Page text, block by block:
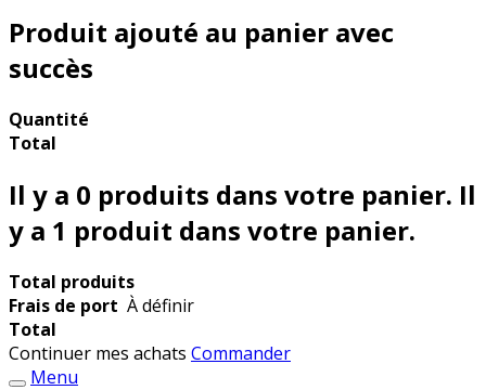
Produit ajouté au panier avec
succès
Quantité
Total
Il y a 0 produits dans votre panier. Il
y a 1 produit dans votre panier.
Total produits
Frais de port À définir
Total
Continuer mes achats Commander
Menu